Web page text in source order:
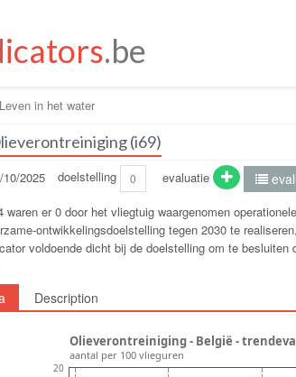
.be
Leven in het water
(i69)
10/2025 doelstelling 0 evaluatie
waren er 0 door het vliegtuig waargenomen
ontwikkelingsdoelstelling tegen 2030 te
voldoende dicht bij de doelstelling om te
Description
20
Olieverontreiniging - België -
aantal per 100 vlieguren